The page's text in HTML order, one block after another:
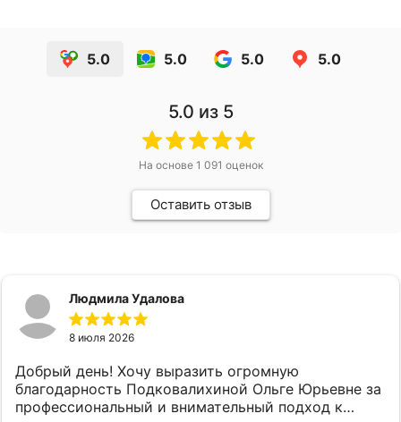
5.0 5.0 5.0 5.0
5.0 из 5
На основе 1 091 оценок
Оставить отзыв
Людмила Удалова
8 июля 2026
Добрый день! Хочу выразить огромную
благодарность Подковалихиной Ольге Юрьевне за
профессиональный и внимательный подход к